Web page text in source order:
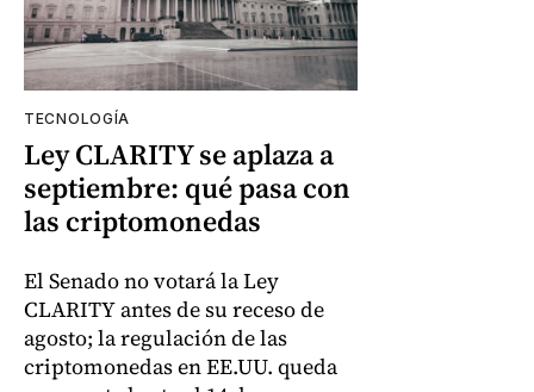
TECNOLOGÍA
Ley CLARITY se aplaza a
septiembre: qué pasa con
las criptomonedas
El Senado no votará la Ley
CLARITY antes de su receso de
agosto; la regulación de las
criptomonedas en EE.UU. queda